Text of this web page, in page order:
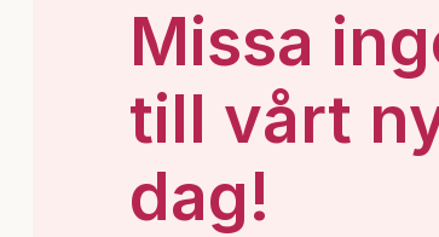
Missa
till vårt
dag!